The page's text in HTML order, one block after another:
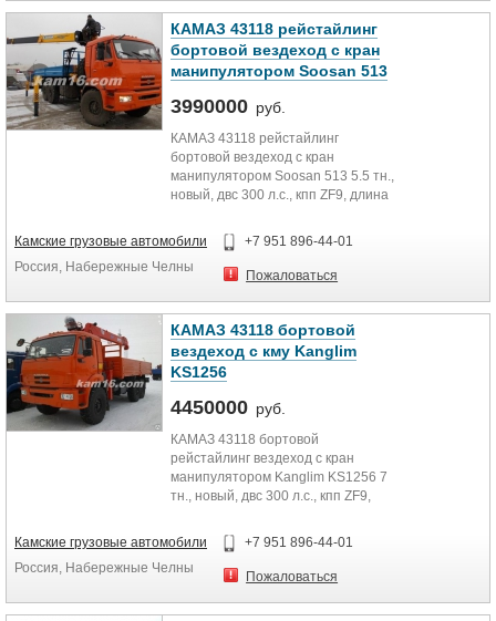
КАМАЗ 43118 рейстайлинг
бортовой вездеход с кран
манипулятором Soosan 513
3990000 руб.
КАМАЗ 43118 рейстайлинг
бортовой вездеход с кран
манипулятором Soosan 513 5.5 тн.,
новый, двс 300 л.с., кпп ZF9, длина
Камские грузовые автомобили
Россия, Набережные Челны
+7 951 896-44-01
Пожаловаться
КАМАЗ 43118 бортовой
вездеход с кму Kanglim
KS1256
4450000 руб.
КАМАЗ 43118 бортовой
рейстайлинг вездеход с кран
манипулятором Kanglim KS1256 7
тн., новый, двс 300 л.с., кпп ZF9,
Камские грузовые автомобили
Россия, Набережные Челны
+7 951 896-44-01
Пожаловаться